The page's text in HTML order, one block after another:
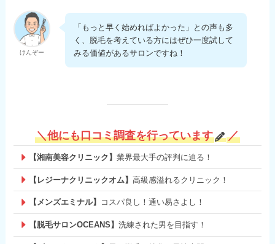
けんぞー
「もっと早く始めればよかった」との声も多
く、脱毛を考えている方にはぜひ一度試して
みる価値があるサロンですね！
＼他にも口コミ調査を行っています ／
【湘南美容クリニック】 業界最大手の評判に迫る！
【レジーナクリニックオム】 高級感溢れるクリニック！
【メンズエミナル】 コスパ良し！通い易さよし！
【脱毛サロンOCEANS】 洗練された男を目指す！